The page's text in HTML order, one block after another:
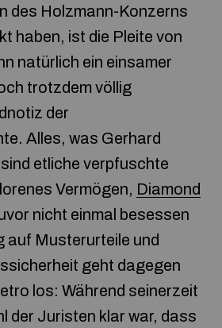
des Holzmann-Konzerns
haben, ist die Pleite von
natürlich ein einsamer
trotzdem völlig
der
Alles, was Gerhard
etliche verpfuschte
Vermögen, Diamond
nicht einmal besessen
auf Musterurteile und
geht dagegen
los: Während seinerzeit
der Juristen klar war, dass